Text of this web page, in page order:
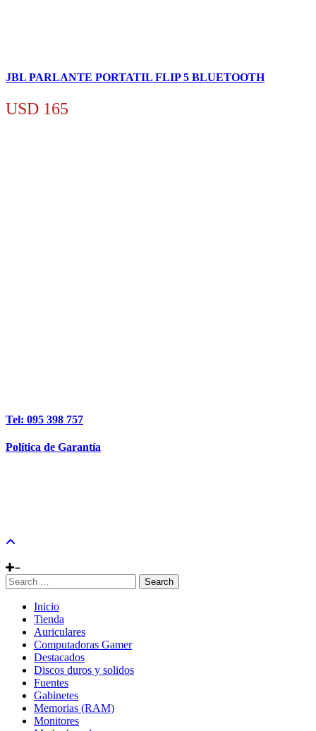
JBL PARLANTE PORTATIL FLIP 5 BLUETOOTH
USD 165
Tel: 095 398 757
Política de Garantía
Search
Inicio
Tienda
Auriculares
Computadoras Gamer
Destacados
Discos duros y solidos
Fuentes
Gabinetes
Memorias (RAM)
Monitores